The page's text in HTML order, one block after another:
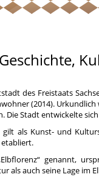
des Freistaats
(2014).
Die Stadt entwickelte
gilt als Kunst- und
genannt,
als auch seine Lage im